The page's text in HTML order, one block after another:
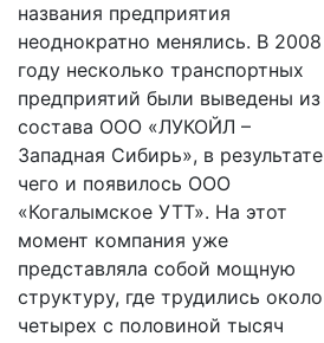
названия предприятия
неоднократно менялись. В 2008
году несколько транспортных
предприятий были выведены из
состава ООО «ЛУКОЙЛ –
Западная Сибирь», в результате
чего и появилось ООО
«Когалымское УТТ». На этот
момент компания уже
представляла собой мощную
структуру, где трудились около
четырех с половиной тысяч